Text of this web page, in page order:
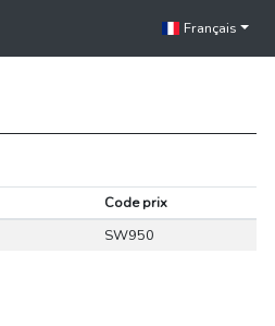
Français
Code prix
SW950